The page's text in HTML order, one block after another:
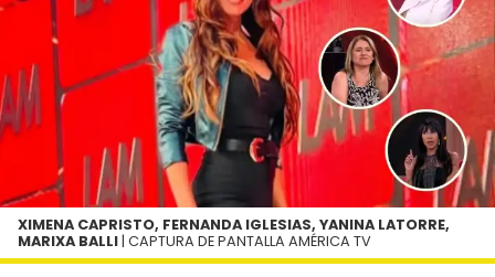
XIMENA CAPRISTO, FERNANDA IGLESIAS, YANINA LATORRE,
MARIXA BALLI | CAPTURA DE PANTALLA AMÉRICA TV